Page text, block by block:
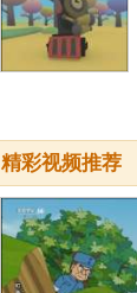
精彩视频推荐